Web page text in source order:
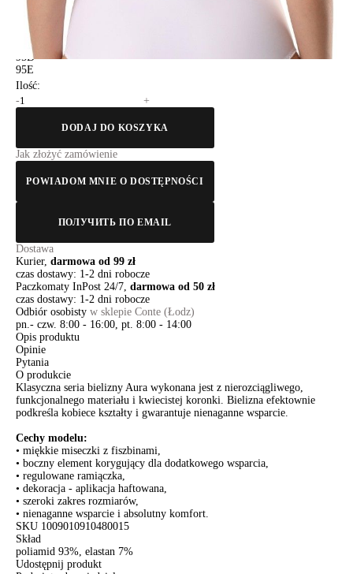
90D
90E
90F
95C
95D
95E
Ilość:
-
+
DODAJ DO KOSZYKA
Jak złożyć zamówienie
POWIADOM MNIE O DOSTĘPNOŚCI
ПОЛУЧИТЬ ПО EMAIL
Dostawa
Kurier, darmowa od 99 zł
czas dostawy: 1-2 dni robocze
Paczkomaty InPost 24/7, darmowa od 50 zł
czas dostawy: 1-2 dni robocze
Odbiór osobisty w sklepie Conte (Łodz)
pn.- czw. 8:00 - 16:00, pt. 8:00 - 14:00
Opis produktu
Opinie
Pytania
O produkcie
Klasyczna seria bielizny Aura wykonana jest z nierozciągliwego,
funkcjonalnego materiału i kwiecistej koronki. Bielizna efektownie
podkreśla kobiece kształty i gwarantuje nienaganne wsparcie.
Cechy modelu:
• miękkie miseczki z fiszbinami,
• boczny element korygujący dla dodatkowego wsparcia,
• regulowane ramiączka,
• dekoracja - aplikacja haftowana,
• szeroki zakres rozmiarów,
• nienaganne wsparcie i absolutny komfort.
SKU 1009010910480015
Skład
poliamid 93%, elastan 7%
Udostępnij produkt